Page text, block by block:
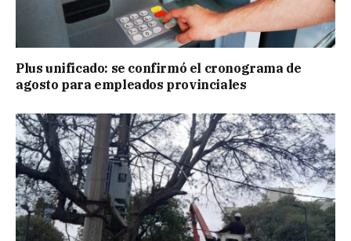
Plus unificado: se confirmó el cronograma de
agosto para empleados provinciales